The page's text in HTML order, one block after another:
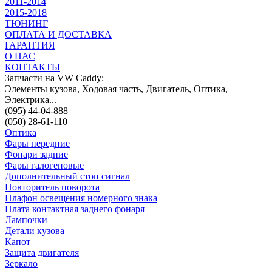
2015-2018
ТЮНИНГ
ОПЛАТА И ДОСТАВКА
ГАРАНТИЯ
О НАС
КОНТАКТЫ
Запчасти на VW Caddy:
Элементы кузова, Ходовая часть, Двигатель, Оптика,
Электрика...
(095) 44-04-888
(050) 28-61-110
Оптика
Фары передние
Фонари задние
Фары галогеновые
Дополнительный стоп сигнал
Повторитель поворота
Плафон освещения номерного знака
Плата контактная заднего фонаря
Лампочки
Детали кузова
Капот
Защита двигателя
Зеркало